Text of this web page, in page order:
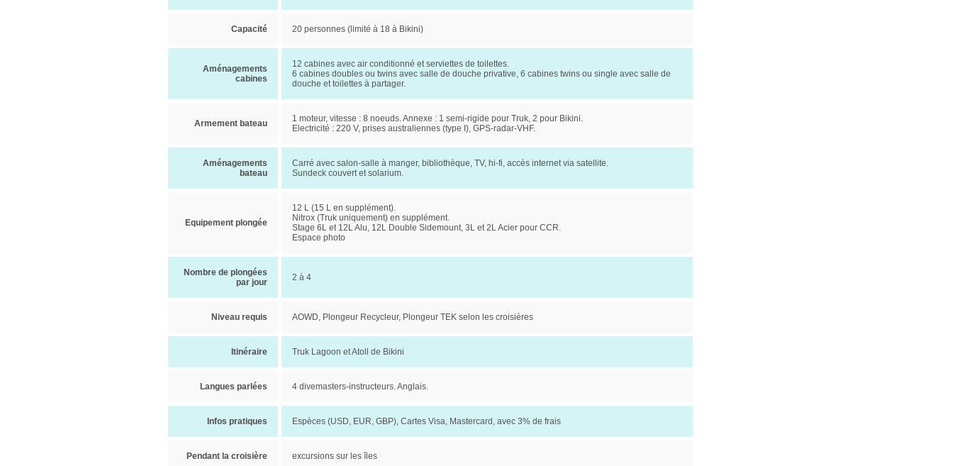
Capacité 20 personnes (limité à 18 à Bikini)
Aménagements
cabines
12 cabines avec air conditionné et serviettes de toilettes.
6 cabines doubles ou twins avec salle de douche privative, 6 cabines twins ou single avec salle de
douche et toilettes à partager.
Armement bateau
1 moteur, vitesse : 8 noeuds. Annexe : 1 semi-rigide pour Truk, 2 pour Bikini.
Electricité : 220 V, prises australiennes (type I), GPS-radar-VHF.
Aménagements
bateau
Carré avec salon-salle à manger, bibliothèque, TV, hi-fi, accès internet via satellite.
Sundeck couvert et solarium.
Equipement plongée
12 L (15 L en supplément).
Nitrox (Truk uniquement) en supplément.
Stage 6L et 12L Alu, 12L Double Sidemount, 3L et 2L Acier pour CCR.
Espace photo
Nombre de plongées
par jour
2 à 4
Niveau requis AOWD, Plongeur Recycleur, Plongeur TEK selon les croisières
Itinéraire Truk Lagoon et Atoll de Bikini
Langues parlées 4 divemasters-instructeurs. Anglais.
Infos pratiques Espèces (USD, EUR, GBP), Cartes Visa, Mastercard, avec 3% de frais
Pendant la croisière excursions sur les îles